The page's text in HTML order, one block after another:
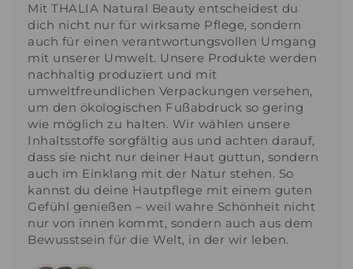
Mit THALIA Natural Beauty entscheidest du
dich nicht nur für wirksame Pflege, sondern
auch für einen verantwortungsvollen Umgang
mit unserer Umwelt. Unsere Produkte werden
nachhaltig produziert und mit
umweltfreundlichen Verpackungen versehen,
um den ökologischen Fußabdruck so gering
wie möglich zu halten. Wir wählen unsere
Inhaltsstoffe sorgfältig aus und achten darauf,
dass sie nicht nur deiner Haut guttun, sondern
auch im Einklang mit der Natur stehen. So
kannst du deine Hautpflege mit einem guten
Gefühl genießen – weil wahre Schönheit nicht
nur von innen kommt, sondern auch aus dem
Bewusstsein für die Welt, in der wir leben.